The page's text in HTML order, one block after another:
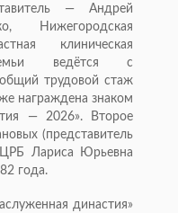
— Андрей
Нижегородская
клиническая
ведётся с
трудовой стаж
награждена знаком
— 2026». Второе
(представитель
Лариса Юрьевна
года.
династия»